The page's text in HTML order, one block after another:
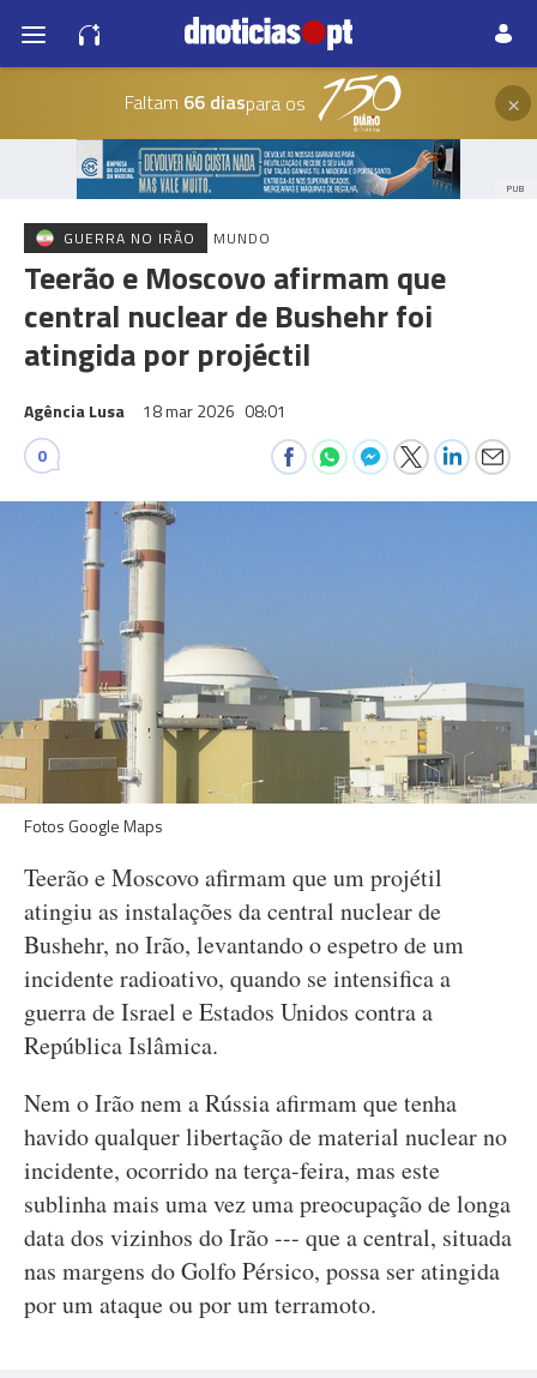
Faltam 66 diaspara os ×
PUB
GUERRA NO IRÃO MUNDO
Teerão e Moscovo afirmam que
central nuclear de Bushehr foi
atingida por projéctil
Agência Lusa 18 mar 2026 08:01
0
Fotos Google Maps
Teerão e Moscovo afirmam que um projétil
atingiu as instalações da central nuclear de
Bushehr, no Irão, levantando o espetro de um
incidente radioativo, quando se intensifica a
guerra de Israel e Estados Unidos contra a
República Islâmica.
Nem o Irão nem a Rússia afirmam que tenha
havido qualquer libertação de material nuclear no
incidente, ocorrido na terça-feira, mas este
sublinha mais uma vez uma preocupação de longa
data dos vizinhos do Irão --- que a central, situada
nas margens do Golfo Pérsico, possa ser atingida
por um ataque ou por um terramoto.